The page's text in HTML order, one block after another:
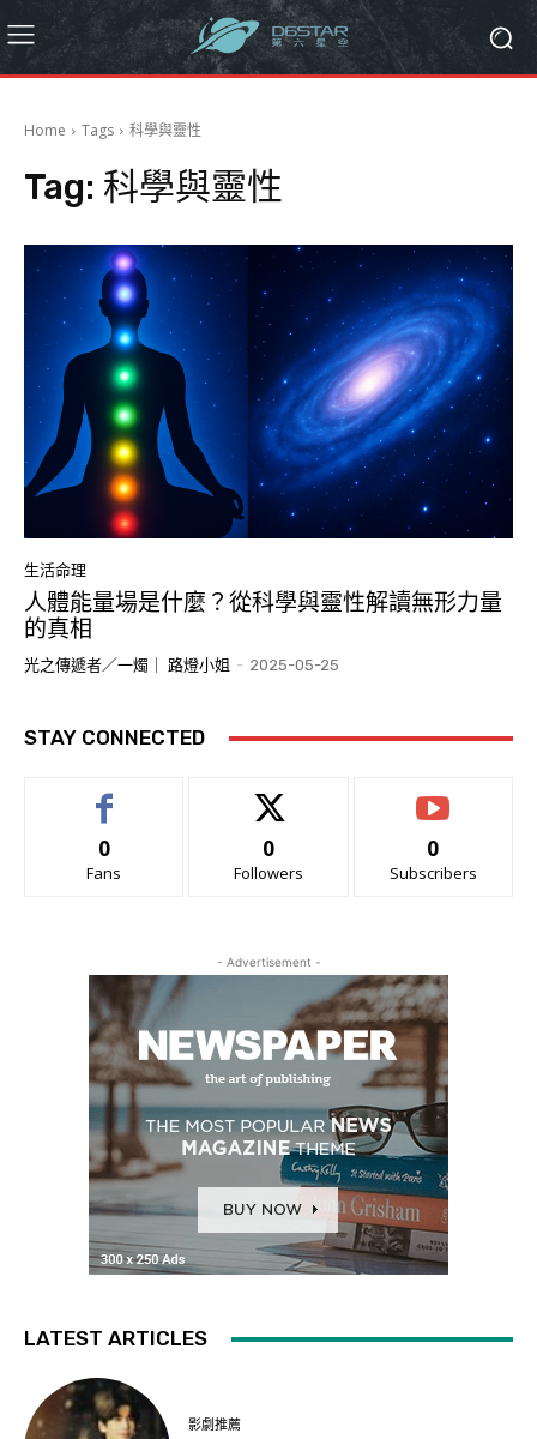
Home Tags 科學與靈性
Tag: 科學與靈性
生活命理
人體能量場是什麼？從科學與靈性解讀無形力量
的真相
光之傳遞者／一燭｜ 路燈小姐 - 2025-05-25
STAY CONNECTED
0
Fans
0
Followers
0
Subscribers
- Advertisement -
LATEST ARTICLES
影劇推薦